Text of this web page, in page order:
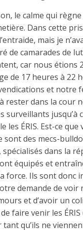
le calme qui
Dans cette
mais je
de camarades de
car nous étions
de 17 heures à 22
et notre
rester dans la cour
surveillants jusqu’à
les ÉRIS. Est-ce que
sont des mecs-
dans la
équipés et
force. Ils sont donc
demande de voir
et d’avoir un
faire venir les ÉRIS
tant qu’ils ne